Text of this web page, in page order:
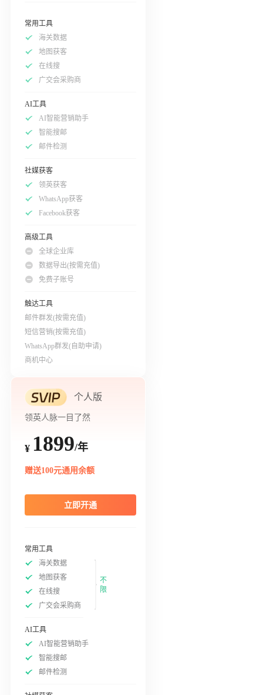
常用工具
海关数据
地图获客
在线搜
广交会采购商
AI工具
AI智能营销助手
智能搜邮
邮件检测
社媒获客
领英获客
WhatsApp获客
Facebook获客
高级工具
全球企业库
数据导出(按需充值)
免费子账号
触达工具
邮件群发(按需充值)
短信营销(按需充值)
WhatsApp群发(自助申请)
商机中心
个人版
领英人脉一目了然
¥ 1899/年
赠送100元通用余额
立即开通
常用工具
海关数据
地图获客
在线搜
广交会采购商
不
限
AI工具
AI智能营销助手
智能搜邮
邮件检测